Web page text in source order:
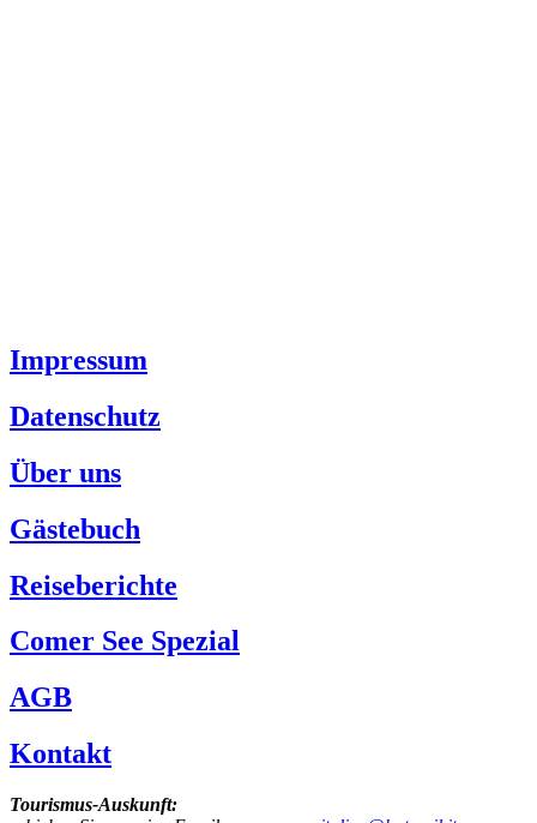
Impressum
Datenschutz
Über uns
Gästebuch
Reiseberichte
Comer See Spezial
AGB
Kontakt
Tourismus-Auskunft: